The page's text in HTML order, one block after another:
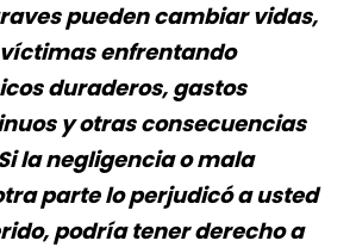
pueden cambiar vidas,
enfrentando
duraderos, gastos
y otras consecuencias
la negligencia o mala
parte lo perjudicó a usted
podría tener derecho a